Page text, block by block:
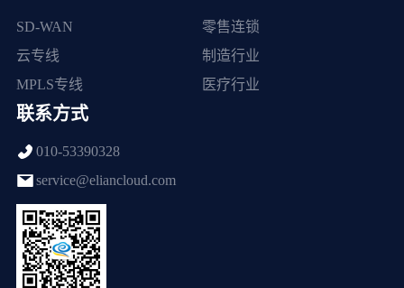
SD-WAN
云专线
MPLS专线
零售连锁
制造行业
医疗行业
联系方式
010-53390328
service@eliancloud.com